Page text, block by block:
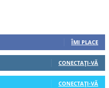
ÎMI PLACE
CONECTAȚI-VĂ
CONECTAȚI-VĂ